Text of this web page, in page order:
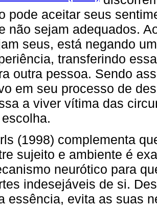
pode aceitar seus
não sejam adequados.
seus, está negando
transferindo
outra pessoa. Sendo
em seu processo de
a viver vítima das
(1998) complementa
sujeito e ambiente é
neurótico para
indesejáveis de si.
essência, evita as suas